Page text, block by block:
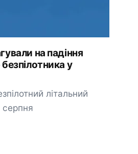
на падіння
у
літальний
серпня